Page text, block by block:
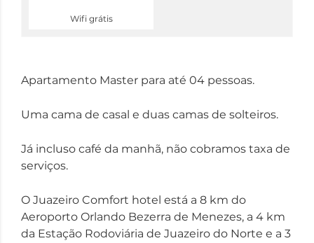
Wifi grátis
Apartamento Master para até 04 pessoas.
Uma cama de casal e duas camas de solteiros.
Já incluso café da manhã, não cobramos taxa de
serviços.
O Juazeiro Comfort hotel está a 8 km do
Aeroporto Orlando Bezerra de Menezes, a 4 km
da Estação Rodoviária de Juazeiro do Norte e a 3